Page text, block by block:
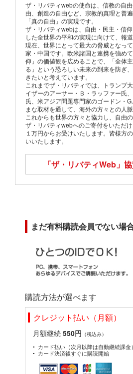
ザ・リバティwebの使命は、信教の自
由、創造の自由など、宗教的真理と普
「真の自由」の実現です。
ザ・リバティwebは、自由・民主・信
した全世界の平和の実現に向けて、報
現在、世界にとって最大の脅威となっ
家・中国です。欧米諸国と連携を強め
仰」の価値観を広めることで、「全体
る」という恐ろしい未来の到来を防ぎ
きたいと考えています。
これまでザ・リバティでは、トランプ
イザーのアーサー・Ｂ・ラッファー氏
氏、米アジア問題専門家のゴードン・
まな取材を通して、海外の方々との人
これからも世界の方々と協力し、自由
ザ・リバティwebへのご寄付をいただ
１万円からお受けいたします。皆様方
いいたします。
「ザ・リバティWeb」
まだ有料購読会員でない場
購読方法が選べます
クレジット払い（月額）
月額継続 550円 （税込み）
カード払い（次月以降は自動継続課金）
カード決済後すぐに購読開始